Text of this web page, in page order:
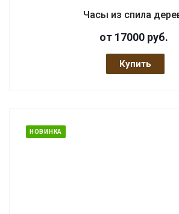
Часы из спила
от 17000 руб.
Купить
НОВИНКА